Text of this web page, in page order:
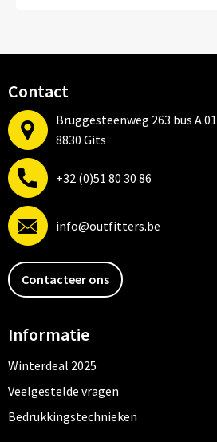
Sjaals en nekwarmers
Petten, Mutsen en Accessoires
Blazers
Dekens, Fleecedekens en Kussens
Gezichtsmaskers en mondkapjes
Gilets
Kledingaccessoires
Ondergoed, Sokken en Nachtkleding
Spellen voor binnen en buiten
Tassen
Veiligheid, Auto en Fiets
Vrije tijd en Strand
Contact
Bruggesteenweg 263 bus A.01
8830 Gits
+32 (0)51 80 30 86
info@outfitters.be
Contacteer ons
Informatie
Winterdeal 2025
Veelgestelde vragen
Bedrukkingstechnieken